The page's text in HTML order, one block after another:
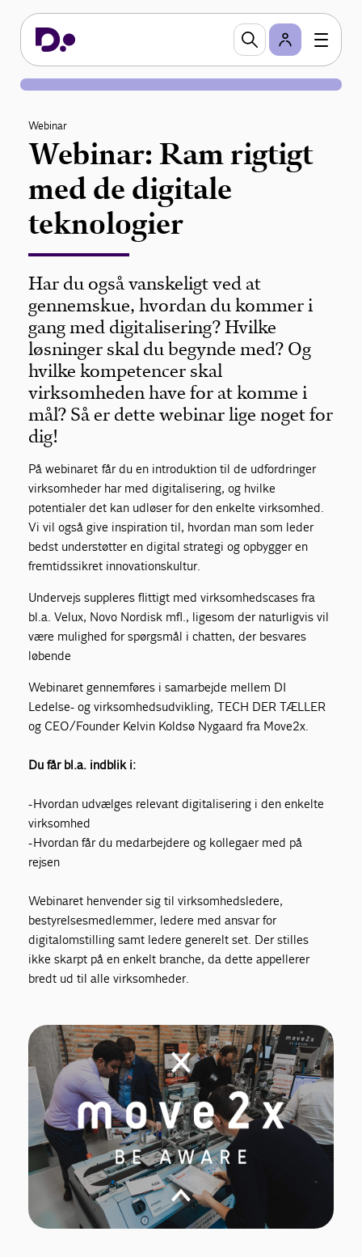
Webinar
Webinar: Ram rigtigt
med de digitale
teknologier
Har du også vanskeligt ved at
gennemskue, hvordan du kommer i
gang med digitalisering? Hvilke
løsninger skal du begynde med? Og
hvilke kompetencer skal
virksomheden have for at komme i
mål? Så er dette webinar lige noget for
dig!
På webinaret får du en introduktion til de udfordringer
virksomheder har med digitalisering, og hvilke
potentialer det kan udløser for den enkelte virksomhed.
Vi vil også give inspiration til, hvordan man som leder
bedst understøtter en digital strategi og opbygger en
fremtidssikret innovationskultur.
Undervejs suppleres flittigt med virksomhedscases fra
bl.a. Velux, Novo Nordisk mfl., ligesom der naturligvis vil
være mulighed for spørgsmål i chatten, der besvares
løbende
Webinaret gennemføres i samarbejde mellem DI
Ledelse- og virksomhedsudvikling, TECH DER TÆLLER
og CEO/Founder Kelvin Koldsø Nygaard fra Move2x.
Du får bl.a. indblik i:
- Hvordan udvælges relevant digitalisering i den enkelte
virksomhed
- Hvordan får du medarbejdere og kollegaer med på
rejsen
Webinaret henvender sig til virksomhedsledere,
bestyrelsesmedlemmer, ledere med ansvar for
digitalomstilling samt ledere generelt set. Der stilles
ikke skarpt på en enkelt branche, da dette appellerer
bredt ud til alle virksomheder.